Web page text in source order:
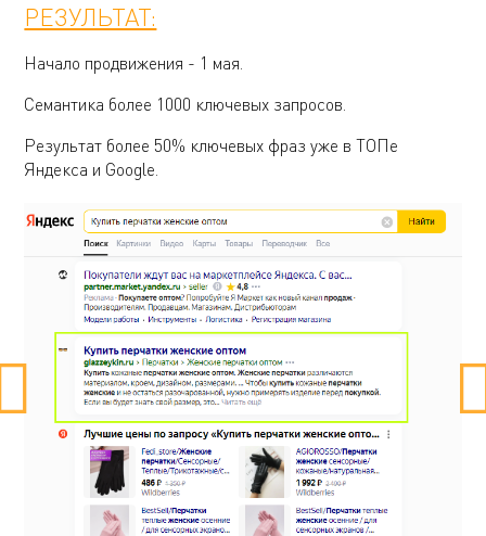
РЕЗУЛЬТАТ:
Начало продвижения - 1 мая.
Семантика более 1000 ключевых запросов.
Результат более 50% ключевых фраз уже в ТОПе
Яндекса и Google.